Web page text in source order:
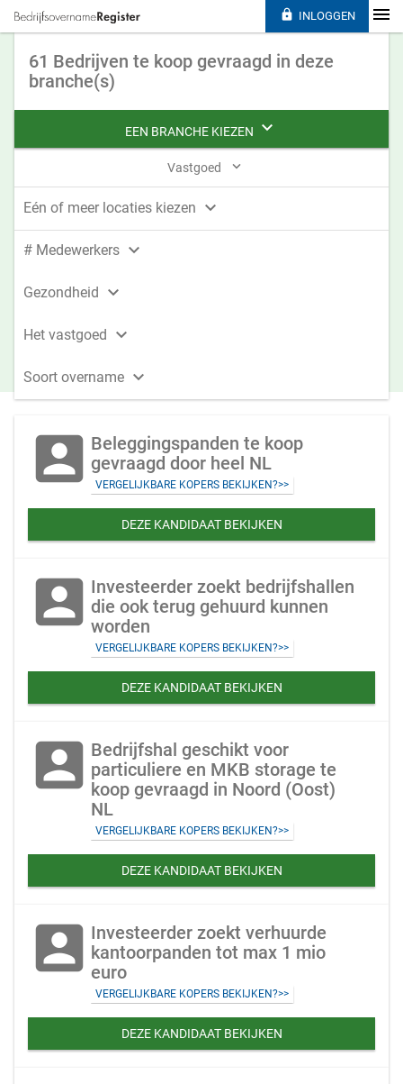
61 Bedrijven te koop gevraagd in deze
branche(s)
EEN BRANCHE KIEZEN 
Vastgoed 
Eén of meer locaties kiezen 
# Medewerkers 
Gezondheid 
Het vastgoed 
Soort overname 
account_box Beleggingspanden te koop
gevraagd door heel NL
VERGELIJKBARE KOPERS BEKIJKEN?>>
DEZE KANDIDAAT BEKIJKEN
account_box Investeerder zoekt bedrijfshallen
die ook terug gehuurd kunnen
worden
VERGELIJKBARE KOPERS BEKIJKEN?>>
DEZE KANDIDAAT BEKIJKEN
account_box Bedrijfshal geschikt voor
particuliere en MKB storage te
koop gevraagd in Noord (Oost)
NL
VERGELIJKBARE KOPERS BEKIJKEN?>>
DEZE KANDIDAAT BEKIJKEN
account_box Investeerder zoekt verhuurde
kantoorpanden tot max 1 mio
euro
VERGELIJKBARE KOPERS BEKIJKEN?>>
DEZE KANDIDAAT BEKIJKEN
 INLOGGEN